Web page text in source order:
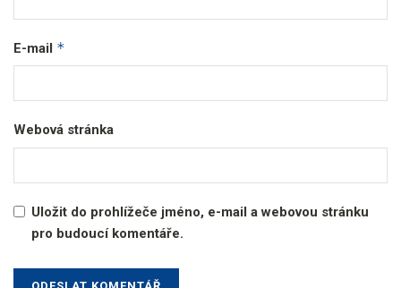
E-mail *
Webová stránka
Uložit do prohlížeče jméno, e-mail a webovou stránku
pro budoucí komentáře.